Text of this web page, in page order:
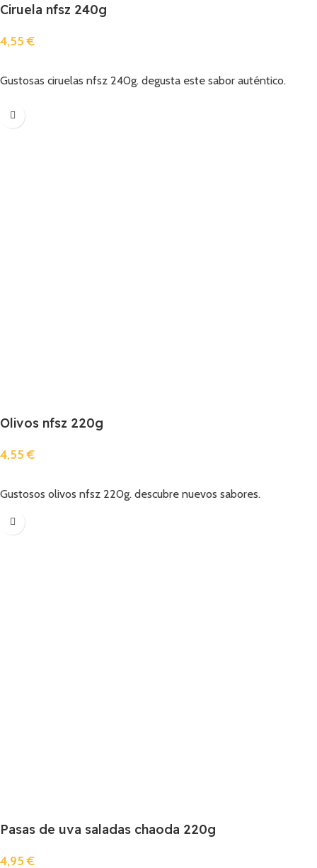
Ciruela nfsz 240g
4,55€
Gustosas ciruelas nfsz 240g. degusta este sabor auténtico.
Olivos nfsz 220g
4,55€
Gustosos olivos nfsz 220g. descubre nuevos sabores.
Pasas de uva saladas chaoda 220g
4,95€